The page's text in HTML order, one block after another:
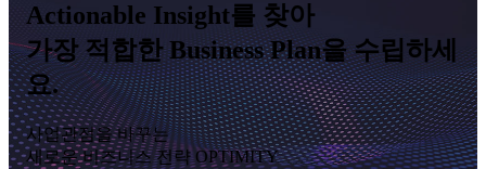
Actionable Insight를 찾아
가장 적합한 Business Plan을 수립하세
요.
사업관점을 바꾸는
새로운 비즈니스 전략 OPTIMITY